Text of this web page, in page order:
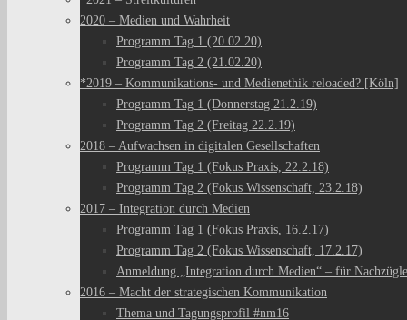
2020 – Medien und Wahrheit
Programm Tag 1 (20.02.20)
Programm Tag 2 (21.02.20)
*2019 – Kommunikations- und Medienethik reloaded? [Köln]
Programm Tag 1 (Donnerstag 21.2.19)
Programm Tag 2 (Freitag 22.2.19)
2018 – Aufwachsen in digitalen Gesellschaften
Programm Tag 1 (Fokus Praxis, 22.2.18)
Programm Tag 2 (Fokus Wissenschaft, 23.2.18)
2017 – Integration durch Medien
Programm Tag 1 (Fokus Praxis, 16.2.17)
Programm Tag 2 (Fokus Wissenschaft, 17.2.17)
Anmeldung „Integration durch Medien“ – für
2016 – Macht der strategischen Kommunikation
Thema und Tagungsprofil #nm16